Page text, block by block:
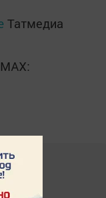
Татмедиа